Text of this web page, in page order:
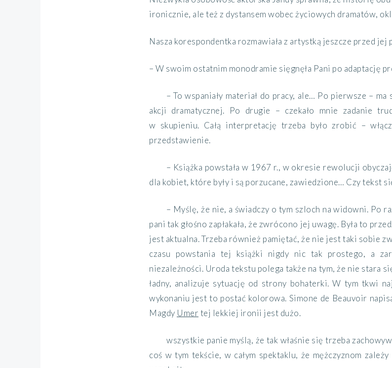
ironicznie, ale też z dystansem wobec życiowych dramatów,
Nasza korespondentka rozmawiała z artystką jeszcze przed jej
– W swoim ostatnim monodramie sięgnęła Pani po adaptację
– To wspaniały materiał do pracy, ale… Po pierwsze –
akcji dramatycznej. Po drugie – czekało mnie zadanie
w skupieniu. Całą interpretację trzeba było zrobić –
przedstawienie.
– Książka powstała w 1967 r., w okresie rewolucji
dla kobiet, które były i są porzucane, zawiedzione… Czy tekst
– Myślę, że nie, a świadczy o tym szloch na widowni. Po
pani tak głośno zapłakała, że zwrócono jej uwagę. Była to
jest aktualna. Trzeba również pamiętać, że nie jest taki sobie
czasu powstania tej książki nigdy nic tak prostego, a
niezależności. Uroda tekstu polega także na tym, że nie stara
ładny, analizuje sytuację od strony bohaterki. W tym tkwi
wykonaniu jest to postać kolorowa. Simone de Beauvoir
Magdy Umer tej lekkiej ironii jest dużo.
wszystkie panie myślą, że tak właśnie się trzeba
coś w tym tekście, w całym spektaklu, że mężczyznom